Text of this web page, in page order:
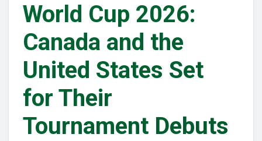
World Cup 2026:
Canada and the
United States Set
for Their
Tournament Debuts